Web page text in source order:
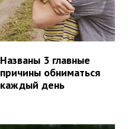
Названы 3 главные
причины обниматься
каждый день